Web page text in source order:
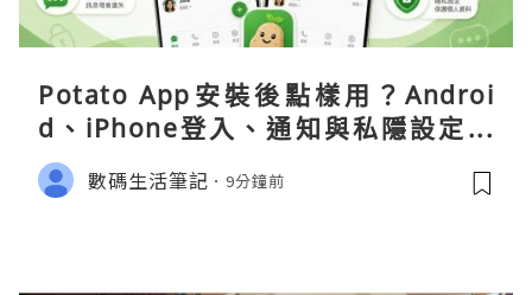
Potato App安裝後點樣用？Androi
d、iPhone登入、通知與私隱設定完
整指南
數碼生活筆記 9分鐘前